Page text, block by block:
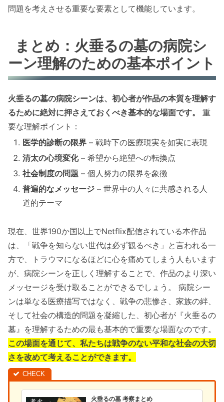
問題を考えさせる重要な要素として機能しています。
まとめ：火垂るの墓の病院シ
ーン理解のための基本ポイント
火垂るの墓の病院シーンは、初心者が作品の本質を理解す
るために絶対に押さえておくべき基本的な場面です。
重
要な理解ポイント：
医学的診断の限界 – 戦時下の医療現実を如実に表現
清太の心境変化– 希望から絶望への転換点
社会制度の問題 – 個人努力の限界を象徴
普遍的なメッセージ – 世界中の人々に共感される人
道的テーマ
現在、世界190か国以上でNetflix配信されている本作品
は、「戦争を知らない世代は必ず観るべき」と言われる一
方で、トラウマになるほどに心を痛めてしまう人もいます
が、病院シーンを正しく理解することで、作品のより深い
メッセージを受け取ることができるでしょう。 病院シー
ンは単なる医療描写ではなく、戦争の悲惨さ、家族の絆、
そして社会の構造的問題を凝縮した、初心者が『火垂るの
墓』を理解するための最も基本的で重要な場面なのです。
この場面を通じて、私たちは戦争のない平和な社会の大切
さを改めて考えることができます。
火垂るの墓 考察まとめ